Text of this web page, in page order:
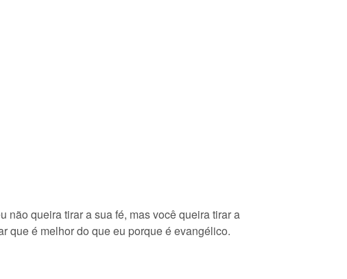
não queira tirar a sua fé, mas você queira tirar a
que é melhor do que eu porque é evangélico.